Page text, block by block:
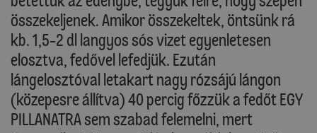
összekeljenek. Amikor összekeltek, öntsünk rá
kb. 1,5-2 dl langyos sós vizet egyenletesen
elosztva, fedővel lefedjük. Ezután
lángelosztóval letakart nagy rózsájú lángon
(közepesre állítva) 40 percig főzzük a fedőt EGY
PILLANATRA sem szabad felemelni, mert